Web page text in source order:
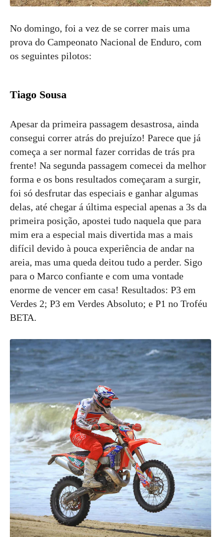
No domingo, foi a vez de se correr mais uma
prova do Campeonato Nacional de Enduro, com
os seguintes pilotos:
Tiago Sousa
Apesar da primeira passagem desastrosa, ainda
consegui correr atrás do prejuízo! Parece que já
começa a ser normal fazer corridas de trás pra
frente! Na segunda passagem comecei da melhor
forma e os bons resultados começaram a surgir,
foi só desfrutar das especiais e ganhar algumas
delas, até chegar á última especial apenas a 3s da
primeira posição, apostei tudo naquela que para
mim era a especial mais divertida mas a mais
difícil devido à pouca experiência de andar na
areia, mas uma queda deitou tudo a perder. Sigo
para o Marco confiante e com uma vontade
enorme de vencer em casa! Resultados: P3 em
Verdes 2; P3 em Verdes Absoluto; e P1 no Troféu
BETA.